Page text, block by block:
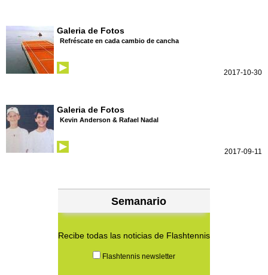
Galeria de Fotos
Refréscate en cada cambio de cancha
2017-10-30
Galeria de Fotos
Kevin Anderson & Rafael Nadal
2017-09-11
Semanario
Recibe todas las noticias de Flashtennis
Flashtennis newsletter